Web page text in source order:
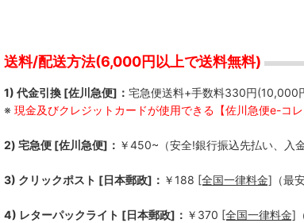
送料/配送方法(6,000円以上で送料無料)
1) 代金引換 [佐川急便]： 宅急便送料+手数料330円
※ 現金及びクレジットカードが使用できる【佐川急便e-コレ
2) 宅急便 [佐川急便]： ￥450~（安全!銀行振込先払い、入
3) クリックポスト [日本郵政]： ￥188 [全国一律料金] （最
4) レターパックライト [日本郵政]： ￥370 [全国一律料金]